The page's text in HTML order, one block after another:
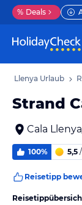
% Deals
Llenya Urlaub
Strand
Cala
100% 5,5
Reisetipp